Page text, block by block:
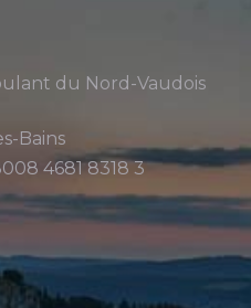
du Nord-Vaudois
Bains
4681 8318 3